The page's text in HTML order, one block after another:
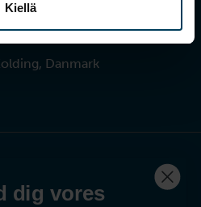
Kiellä
Danmark
dig vores